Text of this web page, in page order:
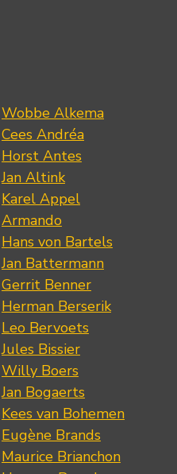
Wobbe Alkema
Cees Andréa
Horst Antes
Jan Altink
Karel Appel
Armando
Hans von Bartels
Jan Battermann
Gerrit Benner
Herman Berserik
Leo Bervoets
Jules Bissier
Willy Boers
Jan Bogaerts
Kees van Bohemen
Eugène Brands
Maurice Brianchon